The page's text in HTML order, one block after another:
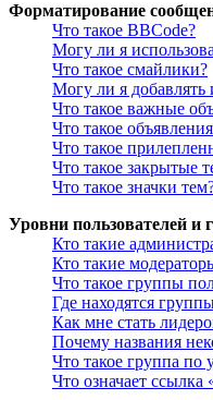
Форматирование
Что такое BBCode?
Могу ли я
Что такое смайлики?
Могу ли я
Что такое важные
Что такое
Что такое
Что такое закрытые
Что такое значки
Уровни пользователей и
Кто такие
Кто такие
Что такое группы
Где находятся
Как мне стать
Почему названия
Что такое группа по
Что означает